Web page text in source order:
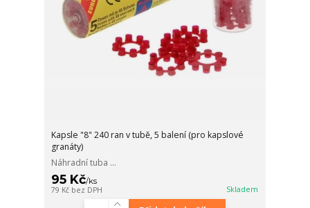
Kapsle "8" 240 ran v tubě, 5 balení (pro kapslové
granáty)
Náhradní tuba ...
95 Kč/ks
79 Kč bez DPH Skladem